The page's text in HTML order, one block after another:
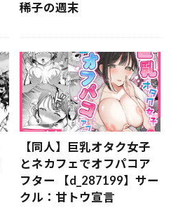
稀子の週末
【同人】巨乳オタク女子
とネカフェでオフパコア
フター 【d_287199】サー
クル：甘トウ宣言